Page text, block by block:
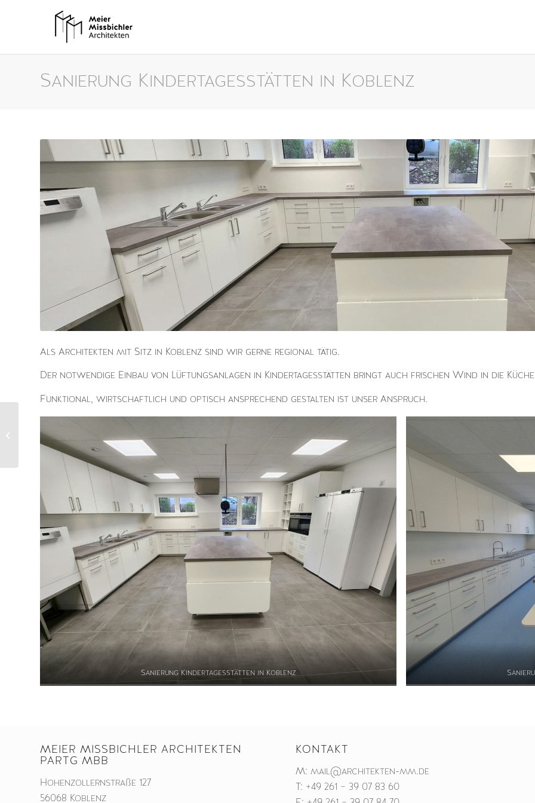
Sanierung Kindertagesstätten in Koblenz
Als Architekten mit Sitz in Koblenz sind wir gerne regional tätig.
Der notwendige Einbau von Lüftungsanlagen in Kindertagesstätten bringt auch frischen Wind in die
Funktional, wirtschaftlich und optisch ansprechend gestalten ist unser Anspruch.
Sanierung Kindertagesstätten in Koblenz
MEIER MISSBICHLER ARCHITEKTEN
PARTG MBB
Hohenzollernstraße 127
56068 Koblenz
KONTAKT
M: mail@architekten-mm.de
T: +49 261 – 39 07 83 60
Einfamilienhäuser A.
in Montabaur